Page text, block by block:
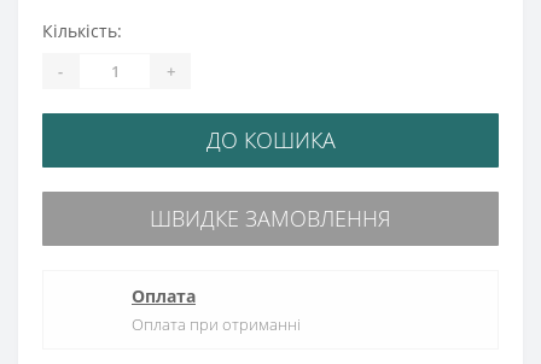
Кількість:
- +
ДО КОШИКА
ШВИДКЕ ЗАМОВЛЕННЯ
Оплата
Оплата при отриманні